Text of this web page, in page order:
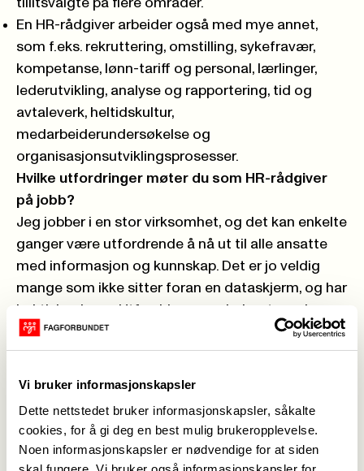
Vi bruker informasjonskapsler
Dette nettstedet bruker informasjonskapsler, såkalte
cookies, for å gi deg en best mulig brukeropplevelse.
Noen informasjonskapsler er nødvendige for at siden
tillitsvalgte på flere områder.
En HR-rådgiver arbeider også med mye annet,
som f.eks. rekruttering, omstilling, sykefravær,
kompetanse, lønn-tariff og personal, lærlinger,
lederutvikling, analyse og rapportering, tid og
avtaleverk, heltidskultur,
medarbeiderundersøkelse og
organisasjonsutviklingsprosesser.
Hvilke utfordringer møter du som HR-rådgiver
på jobb?
Jeg jobber i en stor virksomhet, og det kan enkelte
ganger være utfordrende å nå ut til alle ansatte
med informasjon og kunnskap. Det er jo veldig
mange som ikke sitter foran en dataskjerm, og har
hektiske dager. Utfordringer er derimot noe jeg
liker, så vi gjør så godt vi kan, og jeg stortrives i
jobben min og med samarbeidet i virksomhetene.
fordi jeg brenner for faget mitt, og jeg har alltid
likt å arbeide forebyggende og helsefremmende i
forhold til helse og arbeidsmiljø.